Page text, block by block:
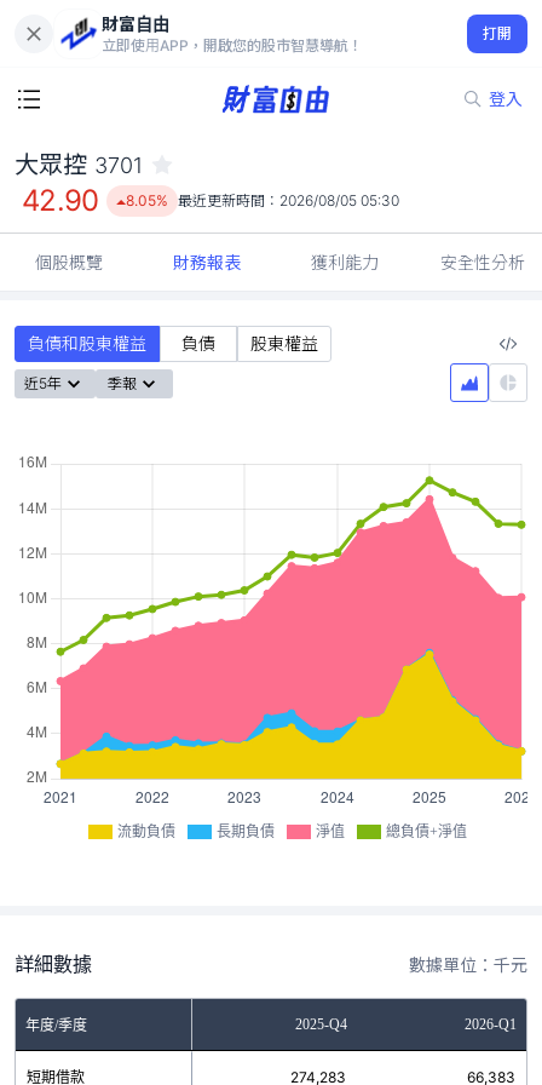
財富自由
立即使用APP，開啟您的股市智慧導航！
打開
登入
42.90
8.05%
大眾控 3701
42.90 8.05% 最近更新時間： 2026/08/05 05:30
個股概覽 財務報表 獲利能力 安全性分析
負債和股東權益 負債 股東權益
近5年 季報
流動負債 長期負債 淨值 總負債+淨值
詳細數據 數據單位：千元
年度/季度 2025-Q4 2026-Q1
短期借款 274,283 66,383